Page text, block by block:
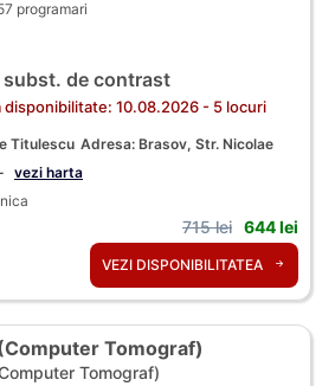
programari
subst. de contrast
disponibilitate: 10.08.2026 - 5 locuri
Titulescu Adresa: Brasov, Str. Nicolae
vezi harta
715 lei 644 lei
VEZI DISPONIBILITATEA
Tomograf)
Tomograf)